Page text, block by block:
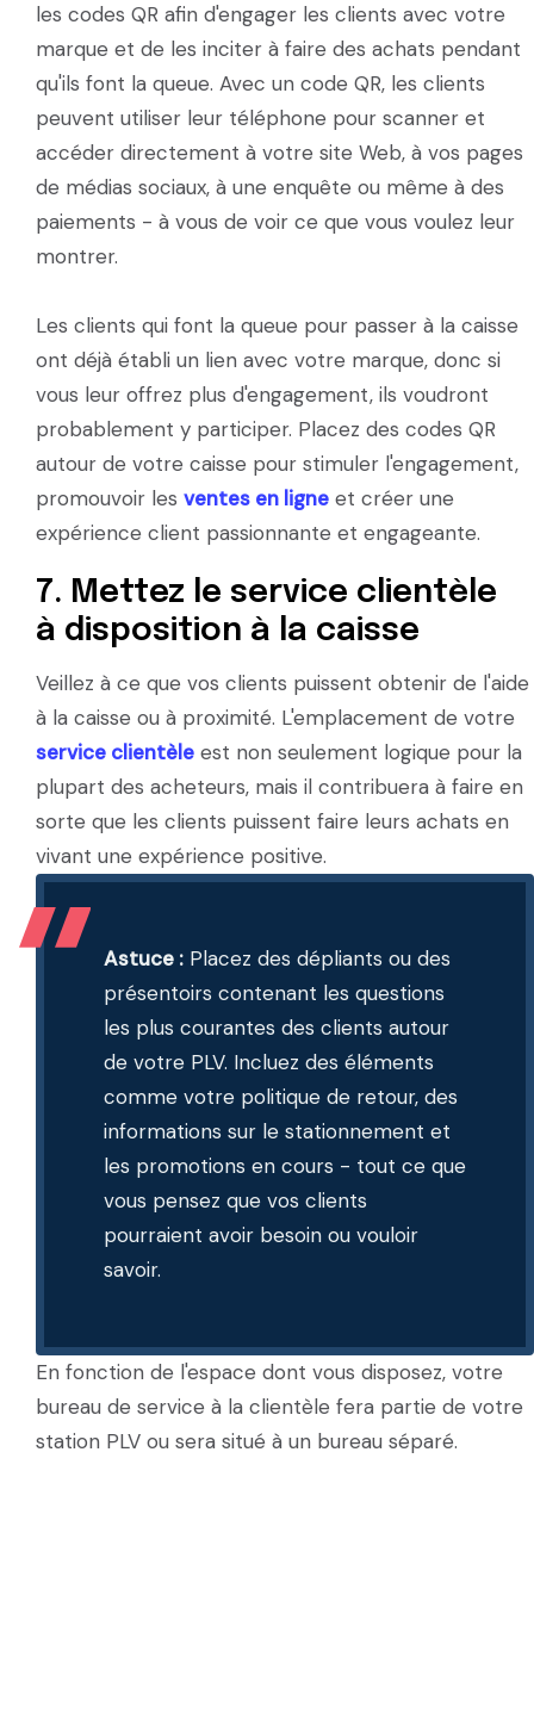
les codes QR afin d'engager les clients avec votre
marque et de les inciter à faire des achats pendant
qu'ils font la queue. Avec un code QR, les clients
peuvent utiliser leur téléphone pour scanner et
accéder directement à votre site Web, à vos pages
de médias sociaux, à une enquête ou même à des
paiements - à vous de voir ce que vous voulez leur
montrer.
Les clients qui font la queue pour passer à la caisse
ont déjà établi un lien avec votre marque, donc si
vous leur offrez plus d'engagement, ils voudront
probablement y participer. Placez des codes QR
autour de votre caisse pour stimuler l'engagement,
promouvoir les ventes en ligne et créer une
expérience client passionnante et engageante.
7. Mettez le service clientèle
à disposition à la caisse
Veillez à ce que vos clients puissent obtenir de l'aide
à la caisse ou à proximité. L'emplacement de votre
service clientèle est non seulement logique pour la
plupart des acheteurs, mais il contribuera à faire en
sorte que les clients puissent faire leurs achats en
vivant une expérience positive.
Astuce : Placez des dépliants ou des
présentoirs contenant les questions
les plus courantes des clients autour
de votre PLV. Incluez des éléments
comme votre politique de retour, des
informations sur le stationnement et
les promotions en cours - tout ce que
vous pensez que vos clients
pourraient avoir besoin ou vouloir
savoir.
En fonction de l'espace dont vous disposez, votre
bureau de service à la clientèle fera partie de votre
station PLV ou sera situé à un bureau séparé.